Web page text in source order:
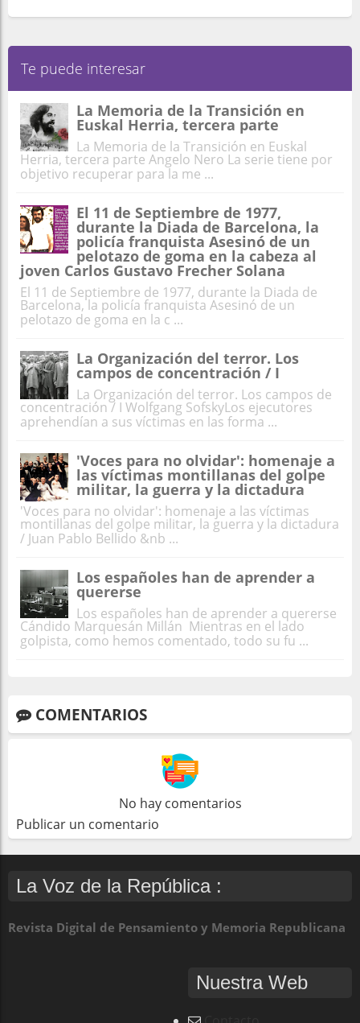
Te puede interesar
La Memoria de la Transición en
Euskal Herria, tercera parte
La Memoria de la Transición en Euskal
Herria, tercera parte Angelo Nero La serie tiene por
objetivo recuperar para la me ...
El 11 de Septiembre de 1977,
durante la Diada de Barcelona, la
policía franquista Asesinó de un
pelotazo de goma en la cabeza al
joven Carlos Gustavo Frecher Solana
El 11 de Septiembre de 1977, durante la Diada de
Barcelona, la policía franquista Asesinó de un
pelotazo de goma en la c ...
La Organización del terror. Los
campos de concentración / I
La Organización del terror. Los campos de
concentración / I Wolfgang SofskyLos ejecutores
aprehendían a sus víctimas en las forma ...
'Voces para no olvidar': homenaje a
las víctimas montillanas del golpe
militar, la guerra y la dictadura
'Voces para no olvidar': homenaje a las víctimas
montillanas del golpe militar, la guerra y la dictadura
/ Juan Pablo Bellido &nb ...
Los españoles han de aprender a
quererse
Los españoles han de aprender a quererse
Cándido Marquesán Millán Mientras en el lado
golpista, como hemos comentado, todo su fu ...
COMENTARIOS
No hay comentarios
Publicar un comentario
La Voz de la República :
Revista Digital de Pensamiento y Memoria Republicana
Nuestra Web